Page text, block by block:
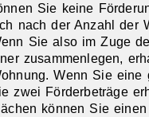
Sie keine
nach der Anzahl der
Sie also im Zuge
zusammenlegen,
Wenn Sie eine
zwei Förderbeträge
können Sie